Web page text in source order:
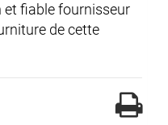
et fiable fournisseur
de cette